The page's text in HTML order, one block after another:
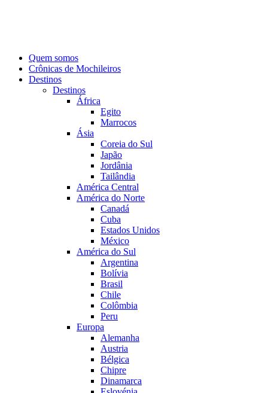
Quem somos
Crônicas de Mochileiros
Destinos
Destinos
África
Egito
Marrocos
Ásia
Coreia do Sul
Japão
Jordânia
Tailândia
América Central
América do Norte
Canadá
Cuba
Estados Unidos
México
América do Sul
Argentina
Bolívia
Brasil
Chile
Colômbia
Peru
Europa
Alemanha
Austria
Bélgica
Chipre
Dinamarca